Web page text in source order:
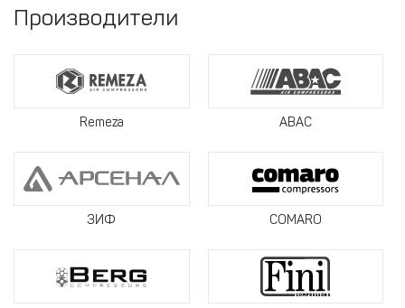
Производители
Remeza ABAC
ЗИФ COMARO